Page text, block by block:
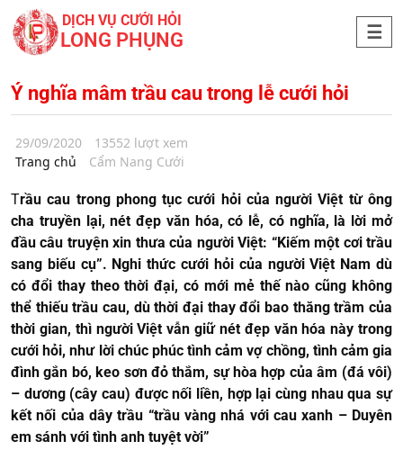
DỊCH VỤ CƯỚI HỎI
LONG PHỤNG
Ý nghĩa mâm trầu cau trong lễ cưới hỏi
29/09/2020
13552 lượt xem
Trang chủ
Cẩm Nang Cưới
Trầu cau trong phong tục cưới hỏi của người Việt từ ông
cha truyền lại, nét đẹp văn hóa, có lễ, có nghĩa, là lời mở
đầu câu truyện xin thưa của người Việt: “Kiếm một cơi trầu
sang biếu cụ”. Nghi thức cưới hỏi của người Việt Nam dù
có đổi thay theo thời đại, có mới mẻ thế nào cũng không
thể thiếu trầu cau, dù thời đại thay đổi bao thăng trầm của
thời gian, thì người Việt vẫn giữ nét đẹp văn hóa này trong
cưới hỏi, như lời chúc phúc tình cảm vợ chồng, tình cảm gia
đình gắn bó, keo sơn đỏ thắm, sự hòa hợp của âm (đá vôi)
– dương (cây cau) được nối liền, hợp lại cùng nhau qua sự
kết nối của dây trầu “trầu vàng nhá với cau xanh – Duyên
em sánh với tình anh tuyệt vời”